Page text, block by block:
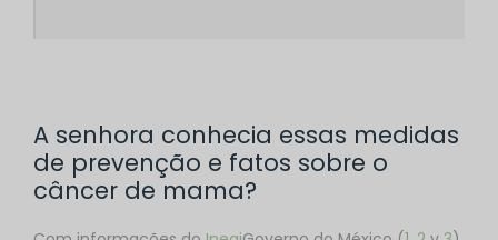
A senhora conhecia essas medidas
de prevenção e fatos sobre o
câncer de mama?